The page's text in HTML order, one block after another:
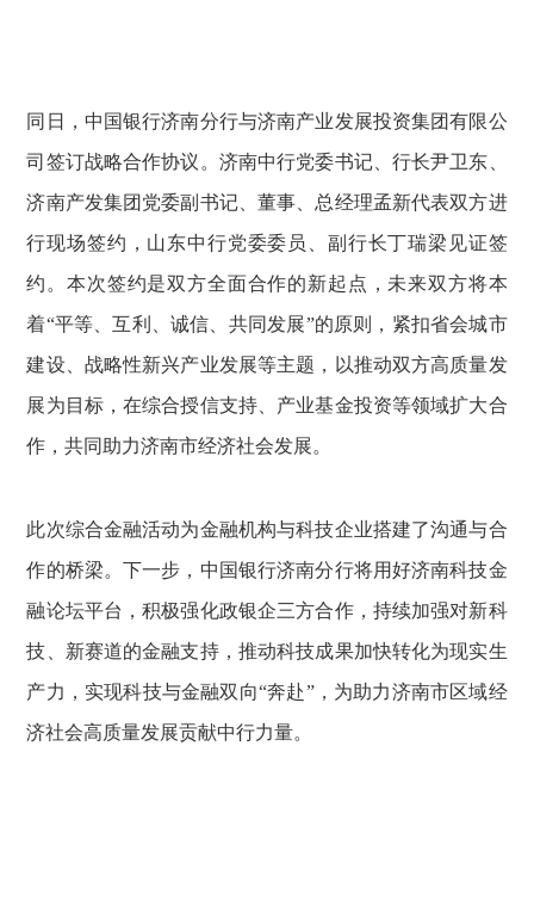
同日，中国银行济南分行与济南产业发展投资集团有限公
司签订战略合作协议。济南中行党委书记、行长尹卫东、
济南产发集团党委副书记、董事、总经理孟新代表双方进
行现场签约，山东中行党委委员、副行长丁瑞梁见证签
约。本次签约是双方全面合作的新起点，未来双方将本
着“平等、互利、诚信、共同发展”的原则，紧扣省会城市
建设、战略性新兴产业发展等主题，以推动双方高质量发
展为目标，在综合授信支持、产业基金投资等领域扩大合
作，共同助力济南市经济社会发展。
此次综合金融活动为金融机构与科技企业搭建了沟通与合
作的桥梁。下一步，中国银行济南分行将用好济南科技金
融论坛平台，积极强化政银企三方合作，持续加强对新科
技、新赛道的金融支持，推动科技成果加快转化为现实生
产力，实现科技与金融双向“奔赴”，为助力济南市区域经
济社会高质量发展贡献中行力量。